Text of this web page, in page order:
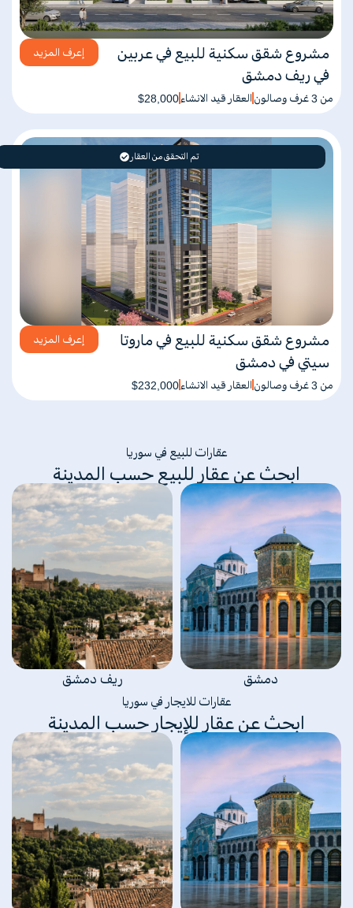
إعرف المزيد
مشروع شقق سكنية للبيع في عربين
في ريف دمشق
من 3 غرف وصالون العقار قيد الانشاء$28,000
تم التحقق من العقار
إعرف المزيد
مشروع شقق سكنية للبيع في ماروتا
سيتي في دمشق
من 3 غرف وصالون العقار قيد الانشاء$232,000
عقارات للبيع في سوريا
ابحث عن عقار للبيع حسب المدينة
دمشق ريف دمشق
عقارات للايجار في سوريا
ابحث عن عقار للإيجار حسب المدينة